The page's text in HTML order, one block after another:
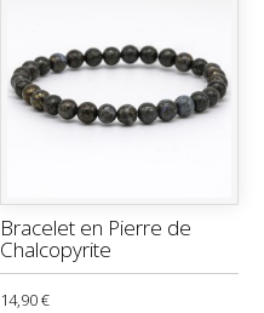
Bracelet en Pierre de
Chalcopyrite
14,90 €